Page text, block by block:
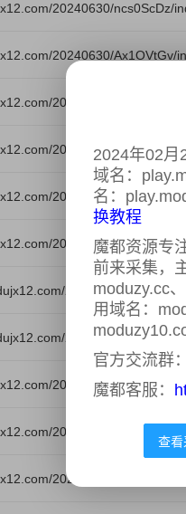
20240630/ncs0ScDz/
20240630/Ax1OVtGv/
20240630/nAZnKjNw/
20240630/suN4xf69/
20240630/7kZYprqO/
20240630/vowHHVBu/
20240630/
20240630/
20240630/LkBNEeYB/
20240630/HJn99Rmo/
20240630/bhZCXPn2/
2024年02月
域名：
名：
换教程
魔都资源专
前来采集，
moduzy.cc
用域名：
官方交流群：
魔都客服：
查看